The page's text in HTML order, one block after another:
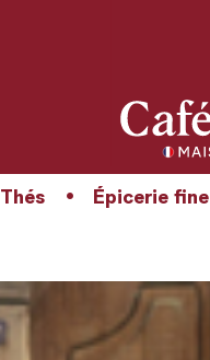
Thés Épicerie fine